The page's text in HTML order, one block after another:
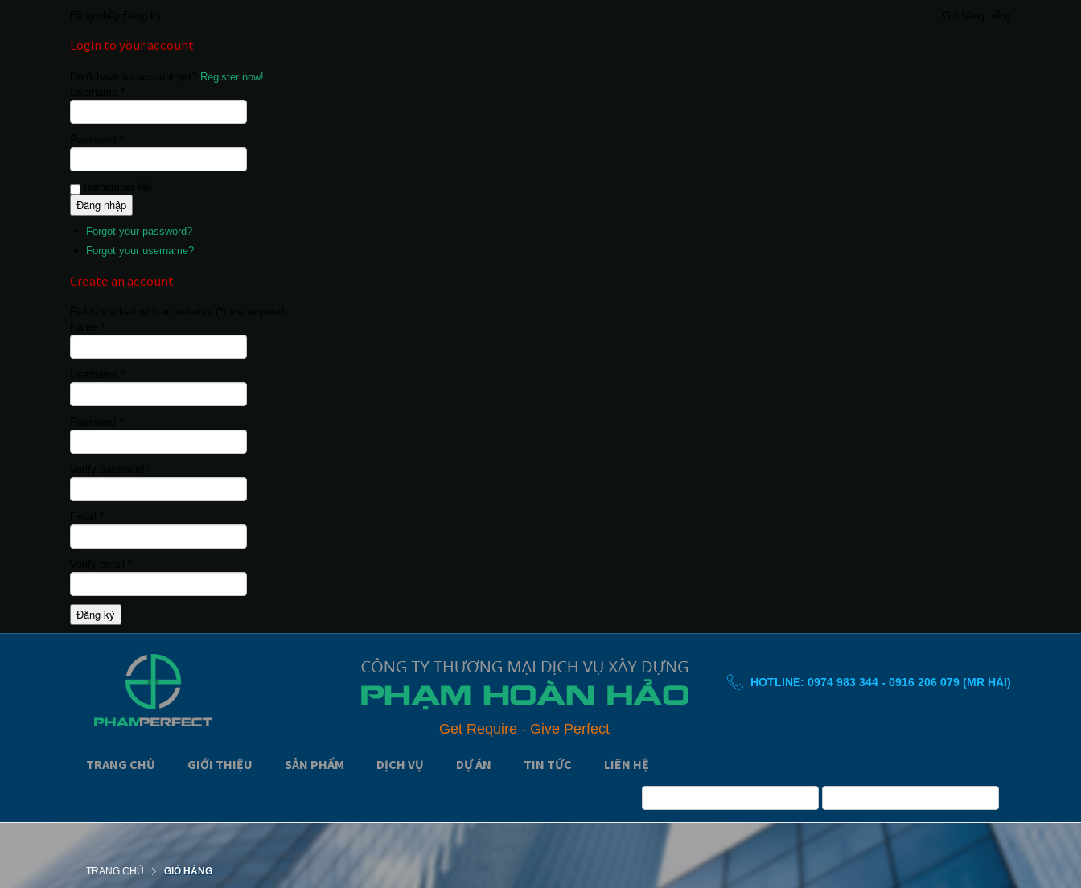
Login to your account
Register now!
Forgot your password?
Forgot your username?
Create an account
Đăng ký
Get Require - Give Perfect
HOTLINE: 0974 983 344 - 0916 206 079 (MR HẢI)
TRANG CHỦ GIỚI THIỆU SẢN PHẨM DỊCH VỤ DỰ ÁN TIN TỨC LIÊN HỆ
TRANG CHỦ GIỎ HÀNG